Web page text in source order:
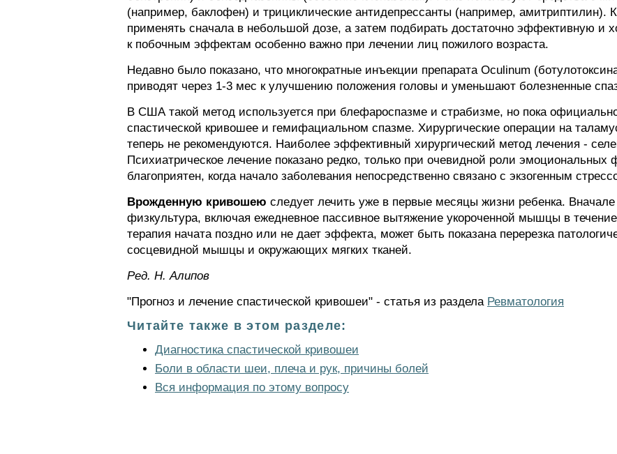
(например, баклофен) и трициклические антидепрессанты (например, амитриптилин).
применять сначала в небольшой дозе, а затем подбирать достаточно эффективную и
к побочным эффектам особенно важно при лечении лиц пожилого возраста.
Недавно было показано, что многократные инъекции препарата Oculinum
приводят через 1-3 мес к улучшению положения головы и уменьшают болезненные
В США такой метод используется при блефароспазме и страбизме, но пока
спастической кривошее и гемифациальном спазме. Хирургические операции на
теперь не рекомендуются. Наиболее эффективный хирургический метод лечения -
Психиатрическое лечение показано редко, только при очевидной роли эмоциональных
благоприятен, когда начало заболевания непосредственно связано с экзогенным
Врожденную кривошею следует лечить уже в первые месяцы жизни ребенка.
физкультура, включая ежедневное пассивное вытяжение укороченной мышцы в
терапия начата поздно или не дает эффекта, может быть показана перерезка
сосцевидной мышцы и окружающих мягких тканей.
Ред. Н. Алипов
"Прогноз и лечение спастической кривошеи" - статья из раздела Ревматология
Читайте также в этом разделе:
Диагностика спастической кривошеи
Боли в области шеи, плеча и рук, причины болей
Вся информация по этому вопросу